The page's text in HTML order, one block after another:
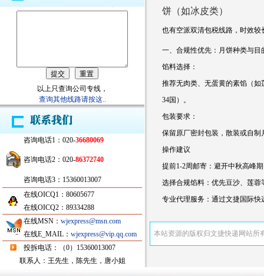
以上只查询公司专线，
查询其他线路请按这..
咨询电话1：020-36680069
咨询电话2：020-86372740
咨询电话3：15360013007
在线OICQ1：80605677
在线OICQ2：89334288
在线MSN： wjexpress@msn.com
在线E_MAIL： wjexpress@vip.qq.com
投拆电话：（0）15360013007
联系人：王先生，陈先生，唐小姐
饼（如冰皮类）
也有空派双清包税线路，时效
一、合规性优先：月饼种类与目
‌馅料选择‌：
推荐无肉类、无蛋黄的素馅（
34国）。
‌包装要求‌：
保留原厂密封包装，散装或自制
操作建议
提前1-2周邮寄‌：避开中秋高峰
选择合规馅料‌：优先豆沙、莲
专业代理服务‌：通过文捷国际快
本站资源的版权归文捷快递网站所